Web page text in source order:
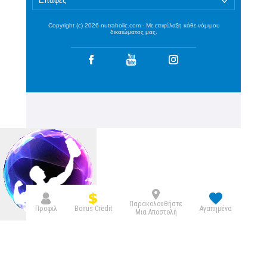
Copyright (c) 2026 nutraholic.com - Με επιφύλαξη κάθε νόμιμου
δικαιώματος μας.
Προφιλ Bonus Credit
Παρακολουθήστε
Μια Αποστολή
Αγαπημένα